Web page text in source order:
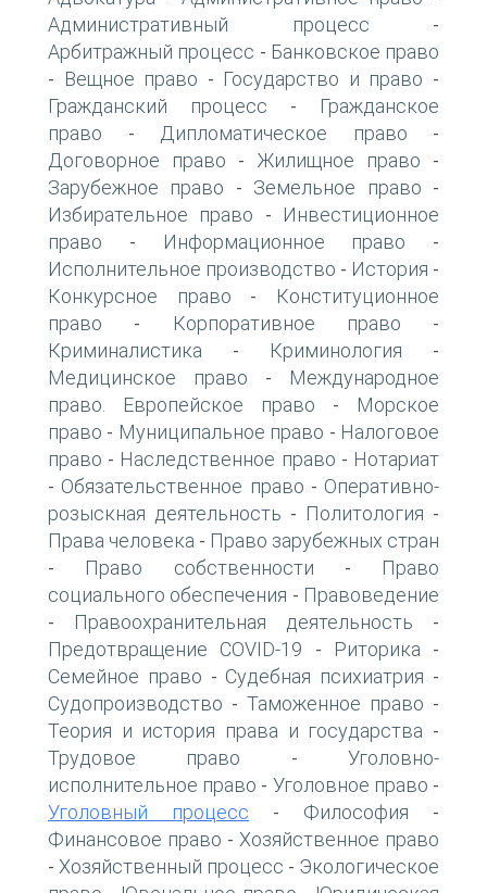
Административный процесс -
Арбитражный процесс - Банковское право
- Вещное право - Государство и право -
Гражданский процесс -
Гражданское
право - Дипломатическое право -
Договорное право - Жилищное право -
Зарубежное право - Земельное право -
Избирательное право -
Инвестиционное
право - Информационное право -
Исполнительное производство - История -
Конкурсное право -
Конституционное
право - Корпоративное право -
Криминалистика - Криминология -
Медицинское право -
Международное
право. Европейское право -
Морское
право - Муниципальное право - Налоговое
право - Наследственное право - Нотариат
- Обязательственное право - Оперативно-
розыскная деятельность - Политология -
Права человека - Право зарубежных стран
- Право собственности -
Право
социального обеспечения - Правоведение
- Правоохранительная деятельность -
Предотвращение COVID-19 - Риторика -
Семейное право - Судебная психиатрия -
Судопроизводство - Таможенное право -
Теория и история права и государства -
Трудовое право -Уголовно-
исполнительное право - Уголовное право -
Уголовный процесс - Философия -
Финансовое право - Хозяйственное право
- Хозяйственный процесс - Экологическое